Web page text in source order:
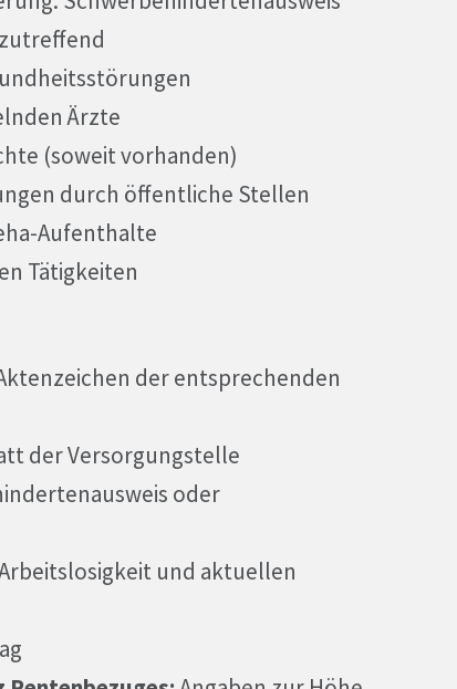
Ärzte
(soweit vorhanden)
durch öffentliche Stellen
Aufenthalte
Tätigkeiten
der entsprechenden
der Versorgungstelle
oder
und aktuellen